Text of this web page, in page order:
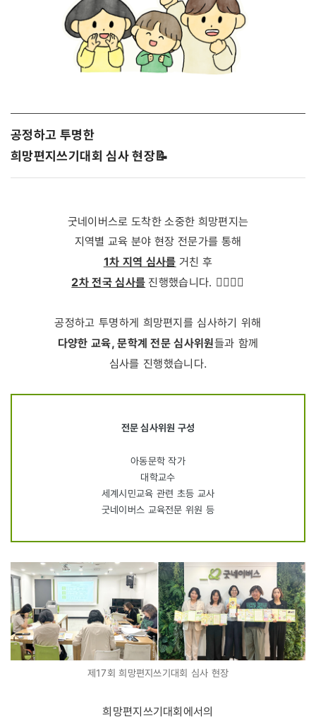
공정하고 투명한
희망편지쓰기대회 심사 현장 📝
굿네이버스로 도착한 소중한 희망편지는
지역별 교육 분야 현장 전문가를 통해
1차 지역 심사를 거친 후
2차 전국 심사를 진행했습니다. 🙋‍♀️🙋‍♂️
공정하고 투명하게 희망편지를 심사하기 위해
다양한 교육, 문학계 전문 심사위원들과 함께
심사를 진행했습니다.
전문 심사위원 구성
아동문학 작가
대학교수
세계시민교육 관련 초등 교사
굿네이버스 교육전문 위원 등
제17회 희망편지쓰기대회 심사 현장
희망편지쓰기대회에서의